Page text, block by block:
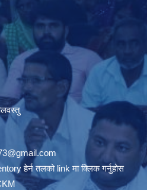
हेर्न तलको link मा क्लिक गर्नुहोस